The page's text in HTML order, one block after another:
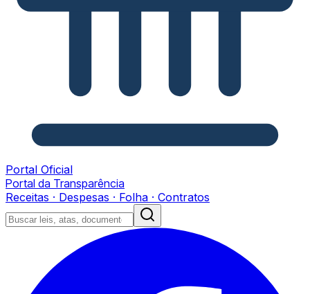
Portal Oficial
Portal da Transparência
Receitas · Despesas · Folha · Contratos